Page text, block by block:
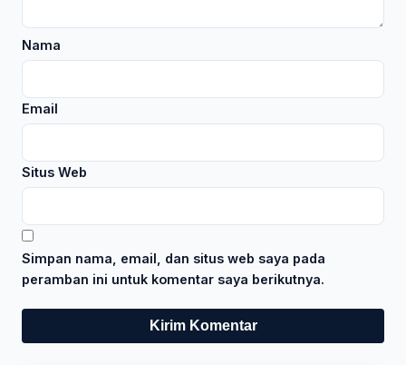
Nama
Email
Situs Web
Simpan nama, email, dan situs web saya pada
peramban ini untuk komentar saya berikutnya.